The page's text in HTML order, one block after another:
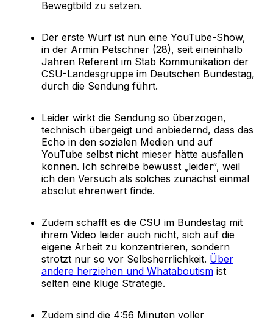
Bewegtbild zu setzen.
Der erste Wurf ist nun eine YouTube-Show,
in der Armin Petschner (28), seit eineinhalb
Jahren Referent im Stab Kommunikation der
CSU-Landesgruppe im Deutschen Bundestag,
durch die Sendung führt.
Leider wirkt die Sendung so überzogen,
technisch übergeigt und anbiedernd, dass das
Echo in den sozialen Medien und auf
YouTube selbst nicht mieser hätte ausfallen
können. Ich schreibe bewusst „leider“, weil
ich den Versuch als solches zunächst einmal
absolut ehrenwert finde.
Zudem schafft es die CSU im Bundestag mit
ihrem Video leider auch nicht, sich auf die
eigene Arbeit zu konzentrieren, sondern
strotzt nur so vor Selbsherrlichkeit. Über
andere herziehen und Whataboutism ist
selten eine kluge Strategie.
Zudem sind die 4:56 Minuten voller